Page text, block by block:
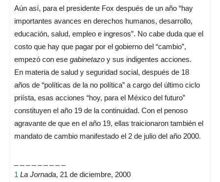
Aún así, para el presidente Fox después de un año “hay
importantes avances en derechos humanos, desarrollo,
educación, salud, empleo e ingresos”. No cabe duda que el
costo que hay que pagar por el gobierno del “cambio”,
empezó con ese gabinetazo y sus indigentes acciones.
En materia de salud y seguridad social, después de 18
años de “políticas de la no política” a cargo del último ciclo
priísta, esas acciones “hoy, para el México del futuro”
constituyen el año 19 de la continuidad. Con el penoso
agravante de que en el año 19, ellas traicionaron también el
mandato de cambio manifestado el 2 de julio del año 2000.
1 La Jornada, 21 de diciembre, 2000